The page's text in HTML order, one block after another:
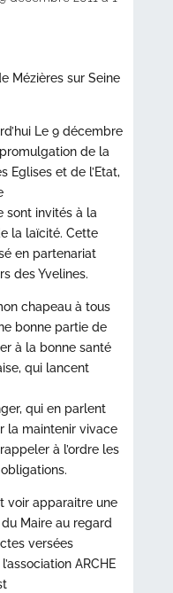
Mézières sur Seine
Le 9 décembre
de la
Eglises et de l’Etat,
sont invités à la
la laïcité. Cette
en partenariat
des Yvelines.
chapeau à tous
bonne partie de
à la bonne santé
qui lancent
qui en parlent
la maintenir vivace
à l’ordre les
voir apparaitre une
Maire au regard
versées
ARCHE